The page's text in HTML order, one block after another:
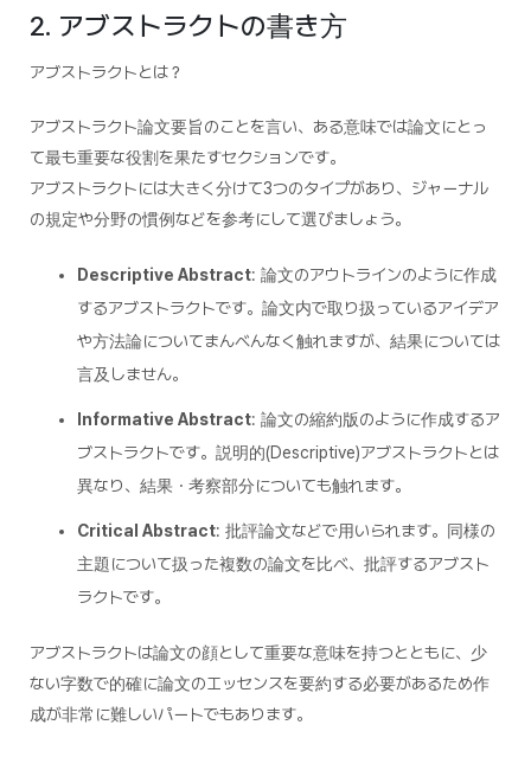
2. アブストラクトの書き方
アブストラクトとは？
アブストラクト論文要旨のことを言い、ある意味では論文にとっ
て最も重要な役割を果たすセクションです。
アブストラクトには大きく分けて3つのタイプがあり、ジャーナル
の規定や分野の慣例などを参考にして選びましょう。
Descriptive Abstract: 論文のアウトラインのように作成
するアブストラクトです。論文内で取り扱っているアイデア
や方法論についてまんべんなく触れますが、結果については
言及しません。
Informative Abstract: 論文の縮約版のように作成するア
ブストラクトです。説明的(Descriptive)アブストラクトとは
異なり、結果・考察部分についても触れます。
Critical Abstract: 批評論文などで用いられます。同様の
主題について扱った複数の論文を比べ、批評するアブスト
ラクトです。
アブストラクトは論文の顔として重要な意味を持つとともに、少
ない字数で的確に論文のエッセンスを要約する必要があるため作
成が非常に難しいパートでもあります。